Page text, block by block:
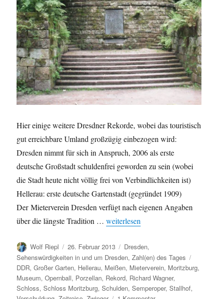
Hier einige weitere Dresdner Rekorde, wobei das touristisch
gut erreichbare Umland großzügig einbezogen wird:
Dresden nimmt für sich in Anspruch, 2006 als erste
deutsche Großstadt schuldenfrei geworden zu sein (wobei
die Stadt heute nicht völlig frei von Verbindlichkeiten ist)
Hellerau: erste deutsche Gartenstadt (gegründet 1909)
Der Mieterverein Dresden verfügt nach eigenen Angaben
über die längste Tradition …„Weitere Dresdner Rekorde (III)“
weiterlesen
Autor
Wolf Riepl
Veröffentlicht
am
26. Februar 2013 Kategorien
Dresden,
Sehenswürdigkeiten in und um Dresden,Zahl(en) des Tages
DDR,Großer Garten, Hellerau, Meißen, Mieterverein, Moritzburg,
Museum,Opernball, Porzellan, Rekord, Richard Wagner,
Schloss,Schloss Moritzburg,Schulden,Semperoper,Stallhof,